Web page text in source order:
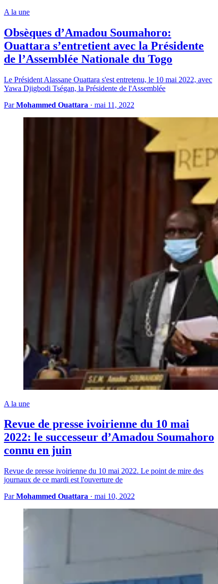
A la une
Obsèques d’Amadou Soumahoro:
Ouattara s’entretient avec la Présidente
de l’Assemblée Nationale du Togo
Le Président Alassane Ouattara s'est entretenu, le 10 mai 2022, avec
Yawa Djigbodi Tségan, la Présidente de l'Assemblée
ParMohammed Ouattara · mai 11, 2022
A la une
Revue de presse ivoirienne du 10 mai
2022: le successeur d’Amadou Soumahoro
connu en juin
Revue de presse ivoirienne du 10 mai 2022. Le point de mire des
journaux de ce mardi est l'ouverture de
ParMohammed Ouattara · mai 10, 2022